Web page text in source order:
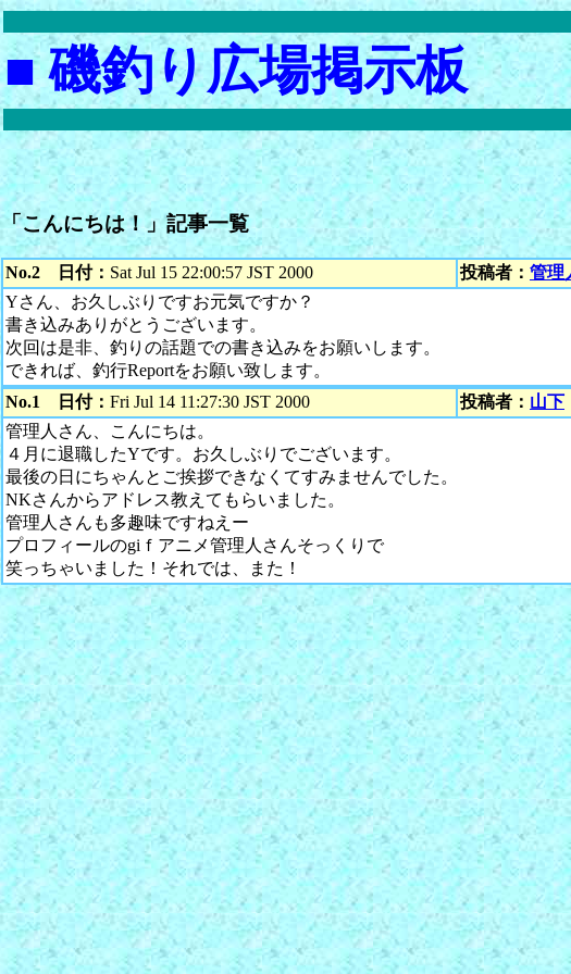
■ 磯釣り広場掲示板
「こんにちは！」記事一覧
No.2 日付： Sat Jul 15 22:00:57 JST 2000 投稿者： 管理
Yさん、お久しぶりですお元気ですか？
書き込みありがとうございます。
次回は是非、釣りの話題での書き込みをお願いします。
できれば、釣行Reportをお願い致します。
No.1
日付： Fri Jul 14 11:27:30 JST 2000 投稿者： 山下
管理人さん、こんにちは。
４月に退職したYです。お久しぶりでございます。
最後の日にちゃんとご挨拶できなくてすみませんでした。
NKさんからアドレス教えてもらいました。
管理人さんも多趣味ですねえー
プロフィールのgiｆアニメ管理人さんそっくりで
笑っちゃいました！それでは、また！